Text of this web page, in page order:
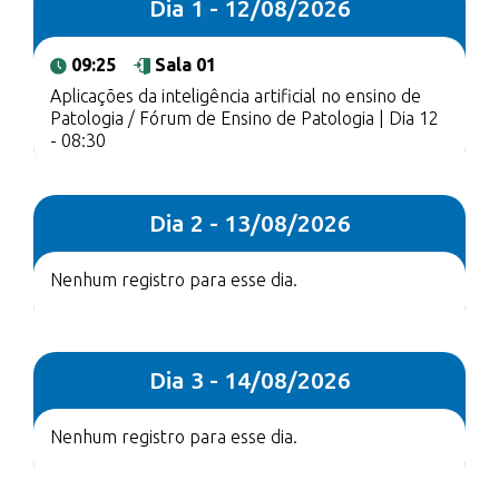
Dia 1 - 12/08/2026
09:25
Sala 01
Aplicações da inteligência artificial no ensino de
Patologia / Fórum de Ensino de Patologia | Dia 12
- 08:30
Dia 2 - 13/08/2026
Nenhum registro para esse dia.
Dia 3 - 14/08/2026
Nenhum registro para esse dia.